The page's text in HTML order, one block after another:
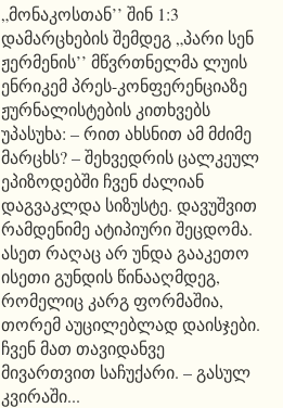
„მონაკოსთან’’ შინ 1:3
დამარცხების შემდეგ „პარი სენ
ჟერმენის’’ მწვრთნელმა ლუის
ენრიკემ პრეს-კონფერენციაზე
ჟურნალისტების კითხვებს
უპასუხა: – რით ახსნით ამ მძიმე
მარცხს? – შეხვედრის ცალკეულ
ეპიზოდებში ჩვენ ძალიან
დაგვაკლდა სიზუსტე. დავუშვით
რამდენიმე ატიპიური შეცდომა.
ასეთ რაღაც არ უნდა გააკეთო
ისეთი გუნდის წინააღმდეგ,
რომელიც კარგ ფორმაშია,
თორემ აუცილებლად დაისჯები.
ჩვენ მათ თავიდანვე
მივართვით საჩუქარი. – გასულ
კვირაში...